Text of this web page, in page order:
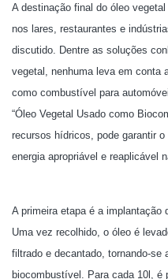
A destinação final do óleo
nos lares, restaurantes e
discutido. Dentre as soluções
vegetal, nenhuma leva em conta
como combustível para
“Óleo Vegetal Usado como
recursos hídricos, pode garantir
energia apropriável e reaplicável
A primeira etapa é a implantação
Uma vez recolhido, o óleo é
filtrado e decantado, tornando-se
biocombustível. Para cada 10l, é